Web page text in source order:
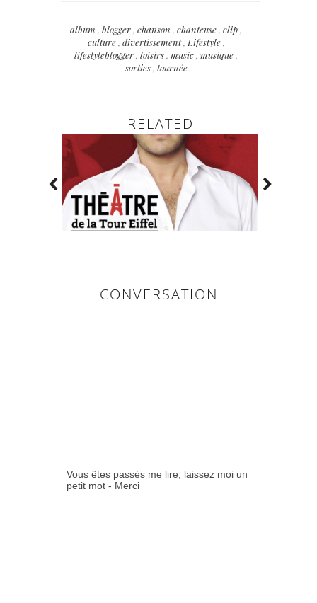
album , blogger, chanson , chanteuse, clip,
culture, divertissement, Lifestyle,
lifestyleblogger, loisirs, music, musique,
sorties, tournée
RELATED
CONVERSATION
Vous êtes passés me lire, laissez moi un
petit mot - Merci